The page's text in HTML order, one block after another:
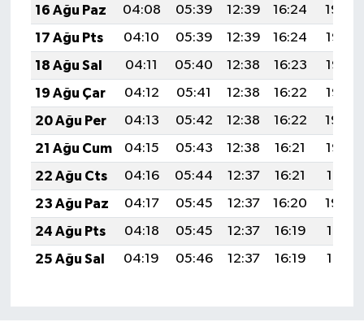
16 Ağu Paz
04:08 05:39 12:39 16:24
19:29
17 Ağu Pts
04:10 05:39 12:39 16:24
19:28
18 Ağu Sal
04:11 05:40 12:38 16:23
19:27
19 Ağu Çar
04:12 05:41 12:38 16:22
19:25
20 Ağu Per
04:13 05:42 12:38 16:22
19:24
21 Ağu Cum
04:15 05:43 12:38 16:21
19:23
22 Ağu Cts
04:16 05:44 12:37 16:21
19:21
23 Ağu Paz
04:17 05:45 12:37 16:20
19:20
24 Ağu Pts
04:18 05:45 12:37 16:19
19:19
25 Ağu Sal
04:19 05:46 12:37 16:19 19:17